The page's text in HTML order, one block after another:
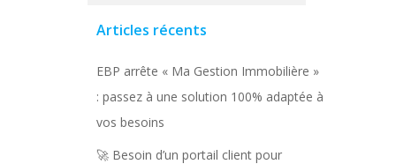
Articles récents
EBP arrête « Ma Gestion Immobilière »
: passez à une solution 100% adaptée à
vos besoins
🚀 Besoin d’un portail client pour